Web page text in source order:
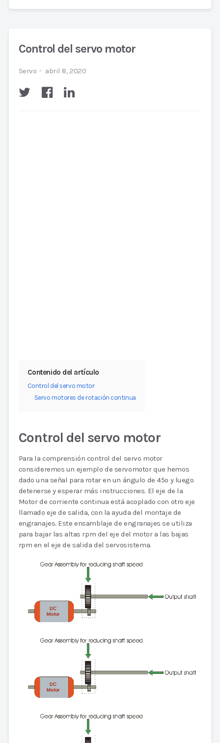
Control del servo motor
Servo abril 8, 2020
Contenido del artículo
Control del servo motor
Servo motores de rotación continua
Control del servo motor
Para la comprensión control del servo motor
consideremos un ejemplo de servomotor que hemos
dado una señal para rotar en un ángulo de 45o y luego
detenerse y esperar más instrucciones. El eje de la
Motor de corriente continua está acoplado con otro eje
llamado eje de salida, con la ayuda del montaje de
engranajes. Este ensamblaje de engranajes se utiliza
para bajar las altas rpm del eje del motor a las bajas
rpm en el eje de salida del servosistema.